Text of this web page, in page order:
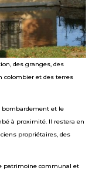
des granges, des
colombier et des terres
bombardement et le
à proximité. Il restera en
propriétaires, des
patrimoine communal et